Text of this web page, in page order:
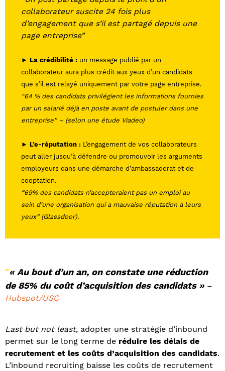
collaborateur suscite 24 fois plus
d’engagement que s’il est partagé depuis une
page entreprise”
► La crédibilité : un message publié par un
collaborateur aura plus crédit aux yeux d’un candidats
que s’il est relayé uniquement par votre page entreprise.
“64 % des candidats privilégient les informations fournies
par un salarié déjà en poste avant de postuler dans une
entreprise” – (selon une étude Viadeo)
► L’e-réputation : L’engagement de vos collaborateurs
peut aller jusqu’à défendre ou promouvoir les arguments
employeurs dans une démarche d’ambassadorat et de
cooptation.
“69% des candidats n’accepteraient pas un emploi au
sein d’une organisation qui a mauvaise réputation à leurs
yeux” (Glassdoor).
″« Au bout d’un an, on constate une réduction
de 85% du coût d’acquisition des candidats » –
Hubspot/USC
Last but not least, adopter une stratégie d’inbound
permet sur le long terme de réduire les délais de
recrutement et les coûts d’acquisition des candidats.
L’inbound recruiting baisse les coûts de recrutement